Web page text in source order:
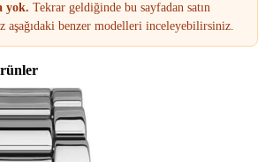
yok. Tekrar geldiğinde bu sayfadan satın
benzer modelleri inceleyebilirsiniz.